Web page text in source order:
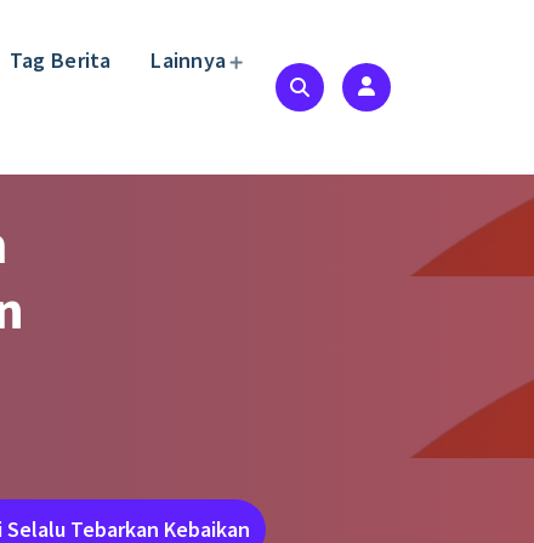
Tag Berita Lainnya
Tebarkan Kebaikan